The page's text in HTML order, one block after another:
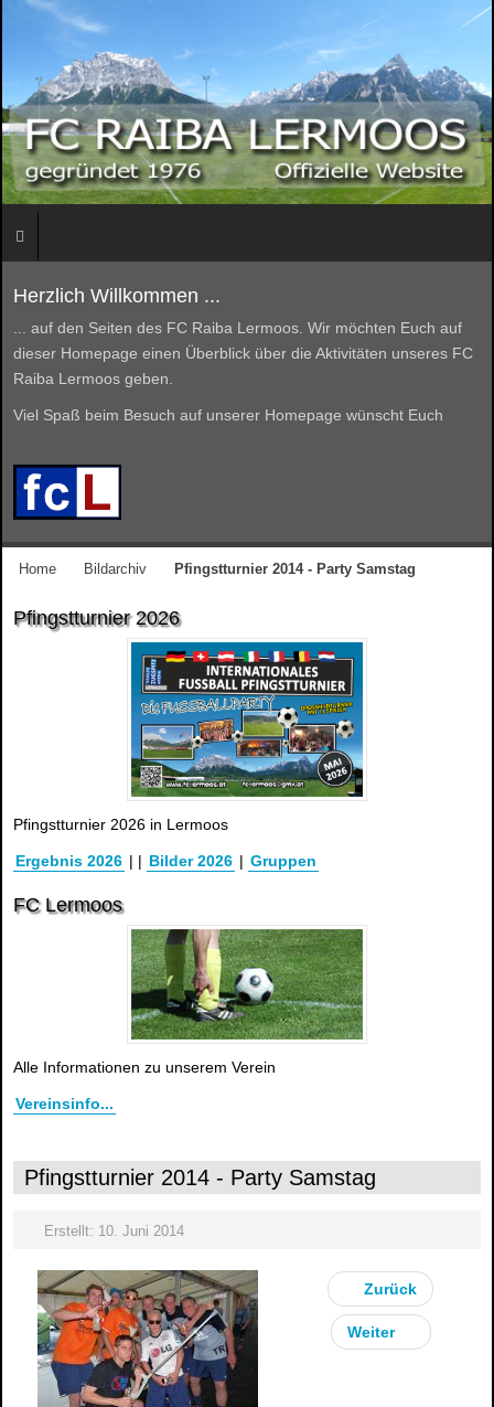
Herzlich Willkommen ...
... auf den Seiten des FC Raiba Lermoos. Wir möchten Euch auf
dieser Homepage einen Überblick über die Aktivitäten unseres FC
Raiba Lermoos geben.
Viel Spaß beim Besuch auf unserer Homepage wünscht Euch
Home Bildarchiv Pfingstturnier 2014 - Party Samstag
Pfingstturnier 2026
Pfingstturnier 2026 in Lermoos
Ergebnis 2026 | | Bilder 2026 | Gruppen
FC Lermoos
Alle Informationen zu unserem Verein
Vereinsinfo...
Pfingstturnier 2014 - Party Samstag
Erstellt: 10. Juni 2014
Zurück
Weiter